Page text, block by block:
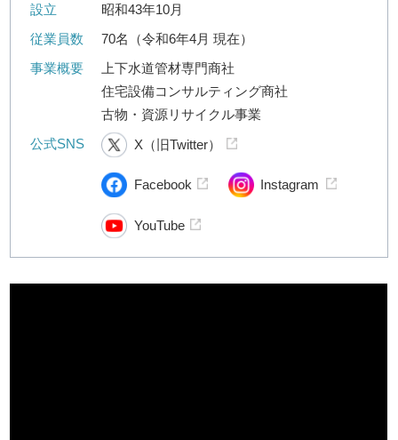
設立
昭和43年10月
従業員数
70名（令和6年4月 現在）
事業概要
上下水道管材専門商社
住宅設備コンサルティング商社
古物・資源リサイクル事業
公式SNS
X（旧Twitter）
Facebook Instagram
YouTube